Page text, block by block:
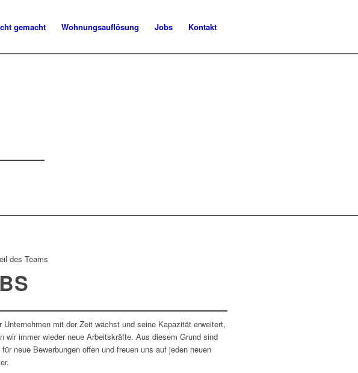
gemacht Wohnungsauflösung Jobs Kontakt
des Teams
Unternehmen mit der Zeit wächst und seine Kapazität erweitert,
wir immer wieder neue Arbeitskräfte. Aus diesem Grund sind
neue Bewerbungen offen und freuen uns auf jeden neuen